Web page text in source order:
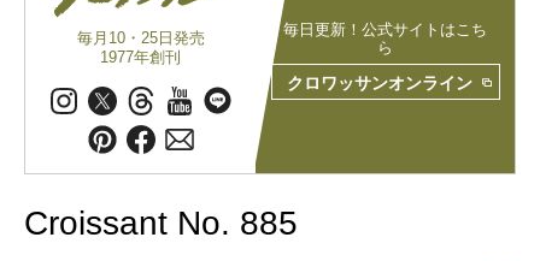
毎月10・25日発売
1977年創刊
毎日更新！公式サイトはこち
ら
クロワッサンオンライン
Croissant No. 885